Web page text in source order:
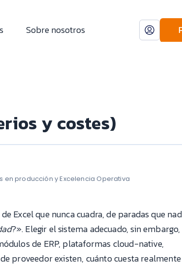
Sobre nosotros
y costes)
en producción y Excelencia Operativa
Excel que nunca cuadra, de paradas que
?». Elegir el sistema adecuado, sin
de ERP, plataformas cloud-native,
proveedor existen, cuánto cuesta